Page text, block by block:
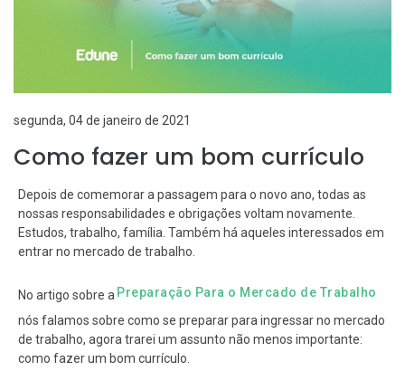
segunda, 04 de janeiro de 2021
Como fazer um bom currículo
Depois de comemorar a passagem para o novo ano, todas as
nossas responsabilidades e obrigações voltam novamente.
Estudos, trabalho, família. Também há aqueles interessados em
entrar no mercado de trabalho.
No artigo sobre a Preparação Para o Mercado de Trabalho
nós falamos sobre como se preparar para ingressar no mercado
de trabalho, agora trarei um assunto não menos importante:
como fazer um bom currículo.